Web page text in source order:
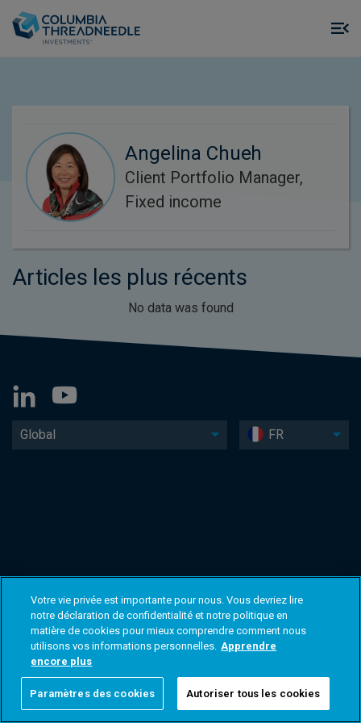
Angelina Chueh
Client Portfolio Manager,
Fixed income
Articles les plus récents
No data was found
Global FR
Votre vie privée est importante pour nous. Vous devriez lire
notre déclaration de confidentialité et notre politique en
matière de cookies pour mieux comprendre comment nous
utilisons vos informations personnelles. Apprendre
encore plus
Paramètres des cookies Autoriser tous les cookies